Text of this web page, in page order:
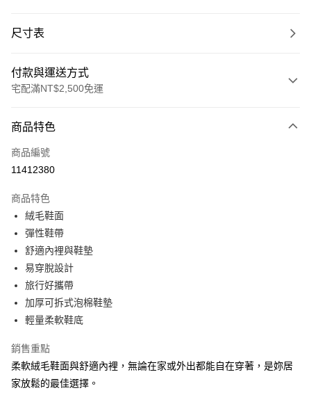
尺寸表
付款與運送方式
宅配滿NT$2,500免運
信用卡一次付款
運送方式
宅配
每筆NT$100
宅配 1
每筆NT$100，滿NT$2,500(含以上)免運費
商品特色
商品編號
11412380
商品特色
絨毛鞋面
彈性鞋帶
舒適內裡與鞋墊
易穿脫設計
旅行好攜帶
加厚可拆式泡棉鞋墊
輕量柔軟鞋底
銷售重點
柔軟絨毛鞋面與舒適內裡，無論在家或外出都能自在穿著，是妳居
家放鬆的最佳選擇。